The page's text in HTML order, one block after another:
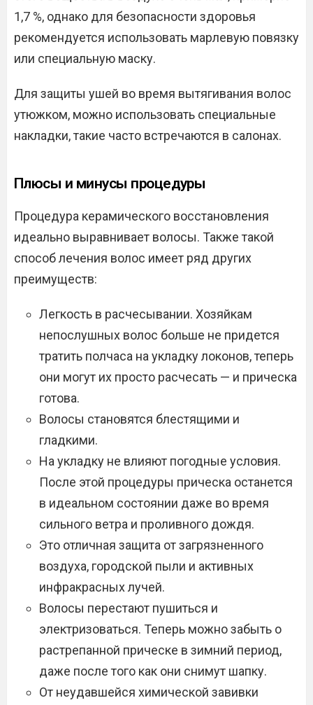
1,7 %, однако для безопасности здоровья
рекомендуется использовать марлевую повязку
или специальную маску.
Для защиты ушей во время вытягивания волос
утюжком, можно использовать специальные
накладки, такие часто встречаются в салонах.
Плюсы и минусы процедуры
Процедура керамического восстановления
идеально выравнивает волосы. Также такой
способ лечения волос имеет ряд других
преимуществ:
Легкость в расчесывании. Хозяйкам
непослушных волос больше не придется
тратить полчаса на укладку локонов, теперь
они могут их просто расчесать — и прическа
готова.
Волосы становятся блестящими и
гладкими.
На укладку не влияют погодные условия.
После этой процедуры прическа останется
в идеальном состоянии даже во время
сильного ветра и проливного дождя.
Это отличная защита от загрязненного
воздуха, городской пыли и активных
инфракрасных лучей.
Волосы перестают пушиться и
электризоваться. Теперь можно забыть о
растрепанной прическе в зимний период,
даже после того как они снимут шапку.
От неудавшейся химической завивки